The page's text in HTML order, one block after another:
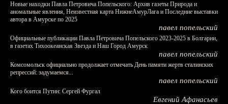
Новые находки Павла Петровича Попельского: Архив газеты Природа и
аномальные явления, Неизвестная карта НижнеАмурЛага и Последние выставки
автора в Амурске по 2025
павел попельский
Официальные публикации Павла Петровича Попельского 2023-2025 в Болгарии,
в газетах Тихоокеанская Звезда и Наш Город Амурск
павел попельский
Комсомольск официально продолжает отмечать День памяти жертв сталинских
репрессий: задумаемся...
павел попельский
Кого боится Путин: Сергей Фургал
Евгений Афанасьев